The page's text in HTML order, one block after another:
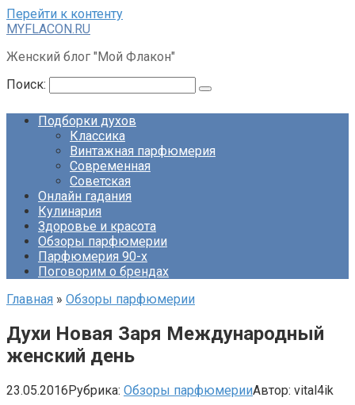
Перейти к контенту
MYFLACON.RU
Женский блог "Мой Флакон"
Поиск:
Подборки духов
Классика
Винтажная парфюмерия
Современная
Советская
Онлайн гадания
Кулинария
Здоровье и красота
Обзоры парфюмерии
Парфюмерия 90-х
Поговорим о брендах
Главная » Обзоры парфюмерии
Духи Новая Заря Международный
женский день
23.05.2016Рубрика: Обзоры парфюмерииАвтор: vital4ik